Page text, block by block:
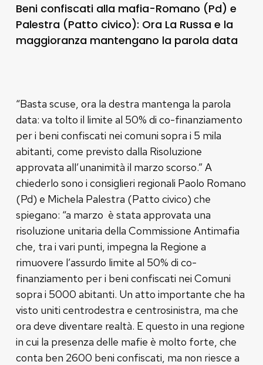
Beni confiscati alla mafia-Romano (Pd) e
Palestra (Patto civico): Ora La Russa e la
maggioranza mantengano la parola data
“Basta scuse, ora la destra mantenga la parola
data: va tolto il limite al 50% di co-finanziamento
per i beni confiscati nei comuni sopra i 5 mila
abitanti, come previsto dalla Risoluzione
approvata all’unanimità il marzo scorso.” A
chiederlo sono i consiglieri regionali Paolo Romano
(Pd) e Michela Palestra (Patto civico) che
spiegano: “a marzo è stata approvata una
risoluzione unitaria della Commissione Antimafia
che, tra i vari punti, impegna la Regione a
rimuovere l’assurdo limite al 50% di co-
finanziamento per i beni confiscati nei Comuni
sopra i 5000 abitanti. Un atto importante che ha
visto uniti centrodestra e centrosinistra, ma che
ora deve diventare realtà. E questo in una regione
in cui la presenza delle mafie è molto forte, che
conta ben 2600 beni confiscati, ma non riesce a